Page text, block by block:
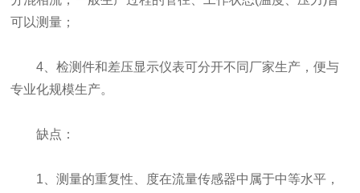
可以测量；
4、检测件和差压显示仪表可分开不同厂家生产，便与
专业化规模生产。
缺点：
1、测量的重复性、度在流量传感器中属于中等水平，